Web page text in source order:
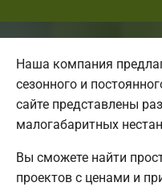
Наша компания
сезонного и
сайте представлены
малогабаритных
Вы сможете найти
проектов с ценами и